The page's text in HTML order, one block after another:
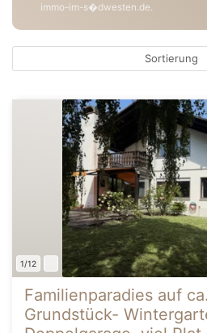
immo-im-s�dwesten.de.
Sortierung
1/12
Familienparadies auf
Grundstück-